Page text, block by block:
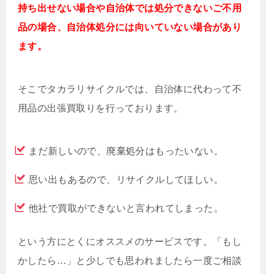
持ち出せない場合や自治体では処分できないご不用
品の場合、自治体処分には向いていない場合があり
ます。
そこでタカラリサイクルでは、自治体に代わって不
用品の出張買取りを行っております。
まだ新しいので、廃棄処分はもったいない。
思い出もあるので、リサイクルしてほしい。
他社で買取ができないと言われてしまった。
という方にとくにオススメのサービスです。「もし
かしたら…」と少しでも思われましたら一度ご相談